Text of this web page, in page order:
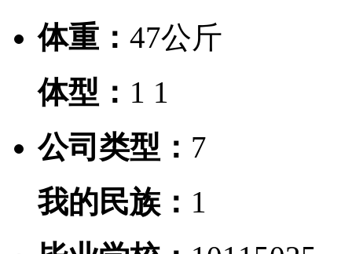
体重： 47公斤
体型： 1 1
公司类型： 7
我的民族： 1